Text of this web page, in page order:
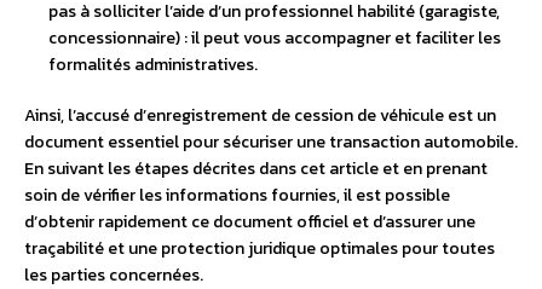
pas à solliciter l’aide d’un professionnel habilité (garagiste,
concessionnaire) : il peut vous accompagner et faciliter les
formalités administratives.
Ainsi, l’accusé d’enregistrement de cession de véhicule est un
document essentiel pour sécuriser une transaction automobile.
En suivant les étapes décrites dans cet article et en prenant
soin de vérifier les informations fournies, il est possible
d’obtenir rapidement ce document officiel et d’assurer une
traçabilité et une protection juridique optimales pour toutes
les parties concernées.